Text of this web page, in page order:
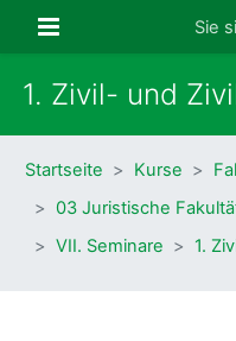
Website- Sie
1. Zivil- und
Startseite Kurse
03 Juristische
VII. Seminare
1.